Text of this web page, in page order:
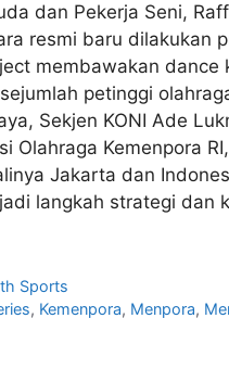
dan Pekerja Seni,
resmi baru
membawakan
petinggi
Sekjen KONI Ade
Olahraga Kemenpora
Jakarta dan
langkah strategi
Sports
, Kemenpora, Menpora,